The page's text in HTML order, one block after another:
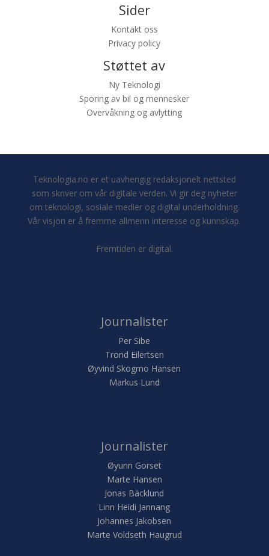
Sider
Kontakt oss
Privacy policy
Støttet av
Ny Teknologi
Sporing av bil og mennesker
Overvåkning og avlytting
Teknologia.no er et uavhengig redaksjonelt nettsted
som skriver om vår digitale verden. Vi gir deg nyheter
om teknologi, sosiale medier og digital underholdning.
Vår visjon er å fremme allmenn interesse og kunnskap.
Fremtiden er digital.
Journalister
Per Sibe
Trond Eilertsen
Øyvind Skogmo Hansen
Markus Lund
Journalister
Øyunn Gorset
Marte Hansen
Jonas Bäcklund
Linn Heidi Jannang
Johannes Jakobsen
Marte Voldseth Haugrud